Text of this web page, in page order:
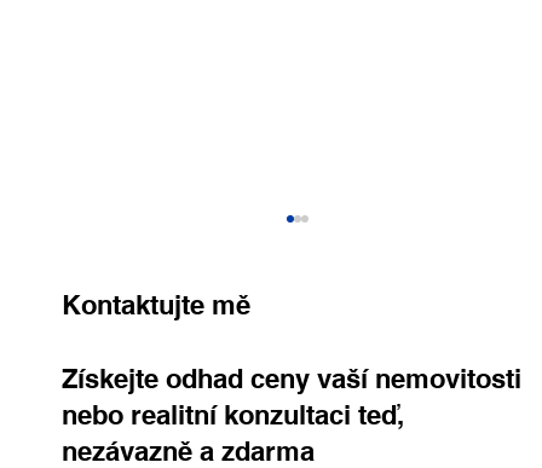
Kontaktujte mě
Získejte odhad ceny vaší nemovitosti
nebo realitní konzultaci teď,
nezávazně a zdarma